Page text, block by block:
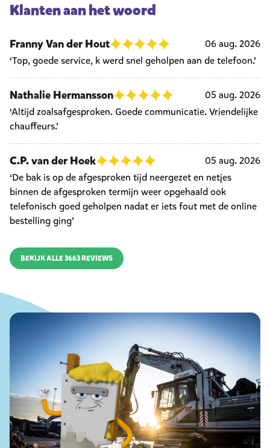
Klanten aan het woord
Franny Van der Hout
06 aug. 2026
‘Top, goede service, k werd snel geholpen aan de telefoon.’
Nathalie Hermansson
05 aug. 2026
‘Altijd zoalsafgesproken. Goede communicatie. Vriendelijke
chauffeurs.’
C.P. van der Hoek
05 aug. 2026
‘De bak is op de afgesproken tijd neergezet en netjes
binnen de afgesproken termijn weer opgehaald ook
telefonisch goed geholpen nadat er iets fout met de online
bestelling ging’
BEKIJK ALLE 3663 REVIEWS